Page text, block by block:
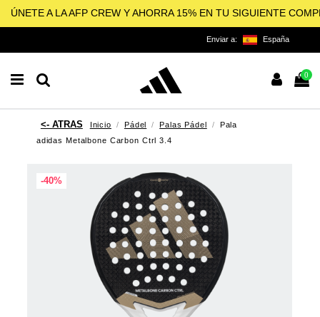
ÚNETE A LA AFP CREW Y AHORRA 15% EN TU SIGUIENTE
Enviar a: España
0
Inicio Pádel Palas Pádel
Pala
adidas Metalbone Carbon Ctrl 3.4
-40%